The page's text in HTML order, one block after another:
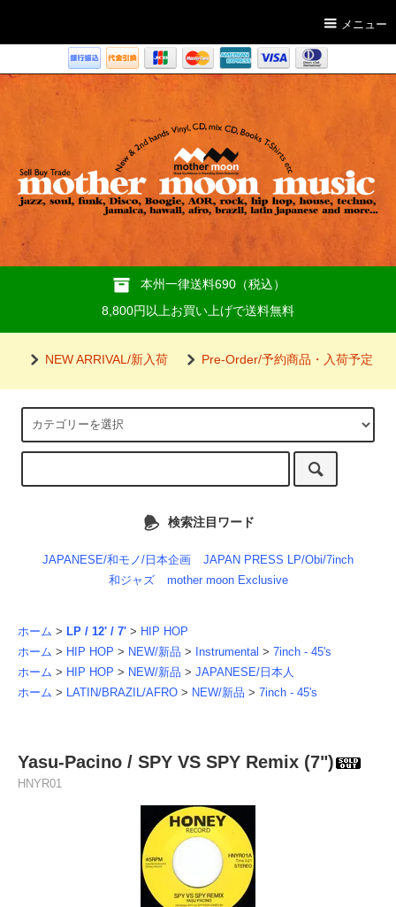
メニュー
本州一律送料690（税込）
8,800円以上お買い上げで送料無料
NEW ARRIVAL/新入荷 Pre-Order/予約商品・入荷予定
検索注目ワード
JAPANESE/和モノ/日本企画
JAPAN PRESS LP/Obi/7inch
和ジャズ
mother moon Exclusive
ホーム > LP / 12' / 7' > HIP HOP
ホーム > HIP HOP > NEW/新品 > Instrumental > 7inch - 45's
ホーム > HIP HOP > NEW/新品 > JAPANESE/日本人
ホーム > LATIN/BRAZIL/AFRO > NEW/新品 > 7inch - 45's
Yasu-Pacino / SPY VS SPY Remix (7")
HNYR01